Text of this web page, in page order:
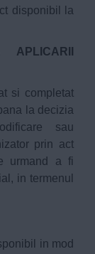
disponibil la
APLICARII
si completat
la decizia
sau
prin act
urmand a fi
in termenul
in mod